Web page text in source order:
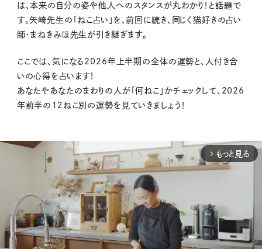
は、本来の自分の姿や他人へのスタンスが丸わかり！と話題で
す。矢崎先生の「ねこ占い」を、前回に続き、同じく猫好きの占い
師・まねきみほ先生が引き継ぎます。
ここでは、気になる2026年上半期の全体の運勢と、人付き合
いの心得を占います！
あなたやあなたのまわりの人が「何ねこ」かチェックして、2026
年前半の１２ねこ別の運勢を見ていきましょう！
arrow_forward_ios もっと見る